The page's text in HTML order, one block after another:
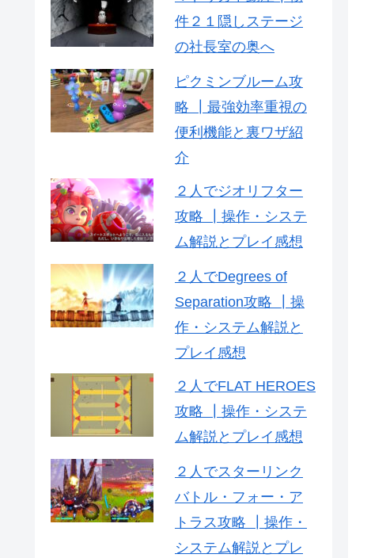
件２１隠しステージ
の社長室の奥へ
ピクミンブルーム攻
略 ┃最強効率重視の
便利機能と裏ワザ紹
介
２人でジオリフター
攻略 ┃操作・システ
ム解説とプレイ感想
２人でDegrees of
Separation攻略 ┃操
作・システム解説と
プレイ感想
２人でFLAT HEROES
攻略 ┃操作・システ
ム解説とプレイ感想
２人でスターリンク
バトル・フォー・ア
トラス攻略 ┃操作・
システム解説とプレ